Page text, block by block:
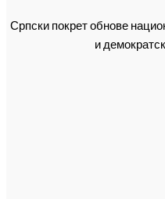
Српски покрет обнове
и